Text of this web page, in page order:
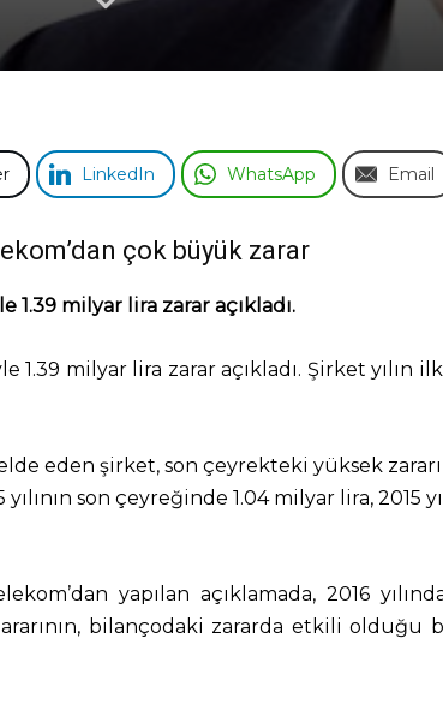
LinkedIn WhatsApp Email
çok büyük zarar
milyar lira zarar açıkladı.
milyar lira zarar açıkladı. Şirket yılın
eden şirket, son çeyrekteki yüksek zararın
son çeyreğinde 1.04 milyar lira, 2015
yapılan açıklamada, 2016
bilançodaki zararda etkili